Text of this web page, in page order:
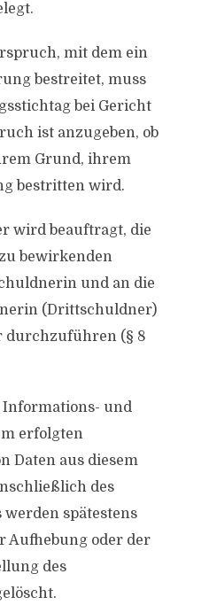
mit dem ein
bestreitet, muss
bei Gericht
ist anzugeben, ob
Grund, ihrem
bestritten wird.
wird beauftragt, die
bewirkenden
und an die
(Drittschuldner)
durchzuführen (§ 8
und
erfolgten
Daten aus diesem
des
spätestens
Aufhebung oder der
des